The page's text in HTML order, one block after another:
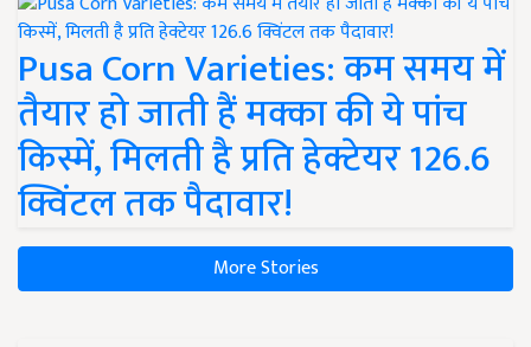
Pusa Corn Varieties: कम समय में
तैयार हो जाती हैं मक्का की ये पांच
किस्में, मिलती है प्रति हेक्टेयर 126.6
क्विंटल तक पैदावार!
More Stories